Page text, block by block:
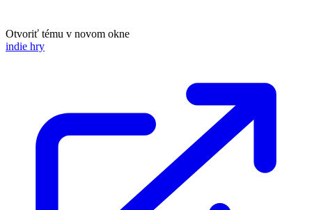
Otvoriť tému v novom okne
indie hry